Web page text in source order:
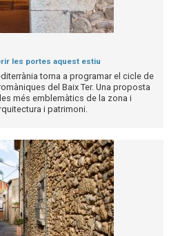
les portes aquest estiu
torna a programar el cicle de
del Baix Ter. Una proposta
més emblemàtics de la zona i
i patrimoni.